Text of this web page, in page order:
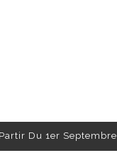
Du 1er Septembre